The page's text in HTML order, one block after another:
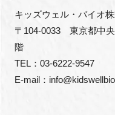
キッズウェル・バイオ
〒104-0033　東京都中
階
TEL：03-6222-9547
E-mail：